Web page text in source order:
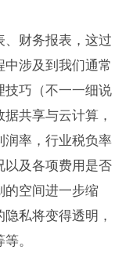
、财务报表，这过
涉及到我们通常
技巧（不一一细说
共享与云计算，
润率，行业税负率
以及各项费用是否
的空间进一步缩
私将变得透明，
。